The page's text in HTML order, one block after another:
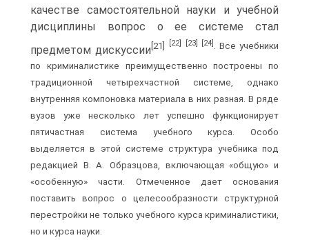
качестве самостоятельной науки и учебной
дисциплины вопрос о ее системе стал
предметом дискуссии[21] [22] [23] [24] . Все учебники
по криминалистике преимущественно построены по
традиционной четырехчастной системе, однако
внутренняя компоновка материала в них разная. В ряде
вузов уже несколько лет успешно функционирует
пятичастная система учебного курса. Особо
выделяется в этой системе структура учебника под
редакцией В. А. Образцова, включающая «общую» и
«особенную» части. Отмеченное дает основания
поставить вопрос о целесообразности структурной
перестройки не только учебного курса криминалистики,
но и курса науки.